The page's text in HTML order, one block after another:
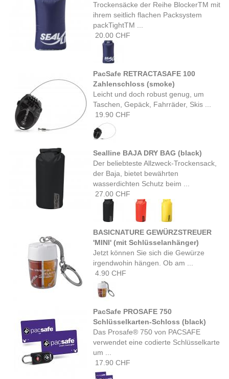
Trockensäcke der Reihe BlockerTM mit
ihrem seitlich flachen Packsystem
packTightTM ...
20.00 CHF
PacSafe RETRACTASAFE 100
Zahlenschloss (smoke)
Leicht und doch robust genug, um
Taschen, Gepäck, Fahrräder, Skis ...
19.90 CHF
Sealline BAJA DRY BAG (black)
Der beliebteste Allzweck-Trockensack,
der Baja, bietet bewährten
wasserdichten Schutz beim ...
27.00 CHF
BASICNATURE GEWÜRZSTREUER
'MINI' (mit Schlüsselanhänger)
Jetzt können Sie sich die Gewürze
irgendwohin hängen. Ob am ...
4.90 CHF
PacSafe PROSAFE 750
Schlüsselkarten-Schloss (black)
Das Prosafe® 750 von PACSAFE
verwendet eine codierte Schlüsselkarte
um ...
17.90 CHF